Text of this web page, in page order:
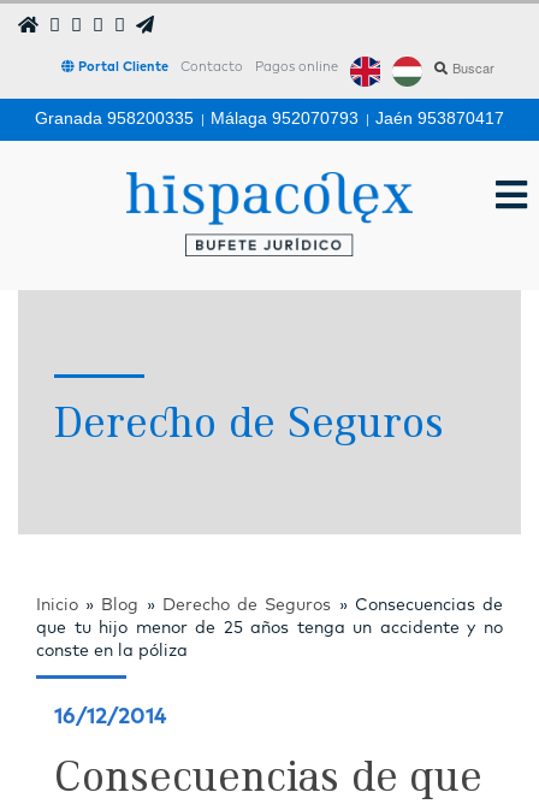
Portal Cliente Contacto Pagos online
Granada 958200335 | Málaga 952070793 | Jaén 953870417
Derecho de Seguros
Inicio » Blog » Derecho de Seguros » Consecuencias de
que tu hijo menor de 25 años tenga un accidente y no
conste en la póliza
16/12/2014
Consecuencias de que